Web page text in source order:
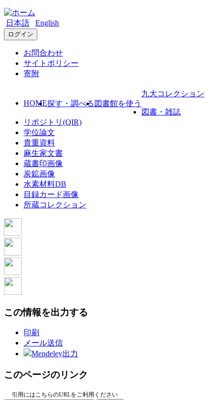
日本語 English
ログイン
お問合わせ
サイトポリシー
寄附
HOME探す・調べる 図書館を使う
九大コレクション
図書・雑誌
リポジトリ(QIR)
学位論文
貴重資料
麻生家文書
蔵書印画像
炭鉱画像
水素材料DB
目録カード画像
所蔵コレクション
この情報を出力する
印刷
メール送信
Mendeley出力
このページのリンク
引用にはこちらのURLをご利用ください